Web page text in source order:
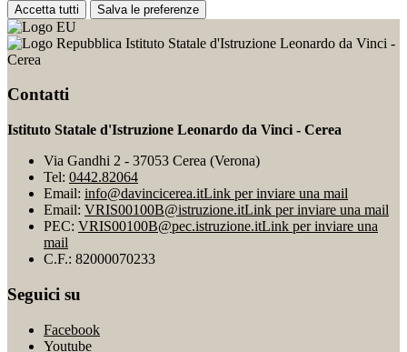
Accetta tutti Salva le preferenze
Istituto Statale d'Istruzione Leonardo da Vinci -
Cerea
Contatti
Istituto Statale d'Istruzione Leonardo da Vinci - Cerea
Via Gandhi 2 - 37053 Cerea (Verona)
Tel: 0442.82064
Email: info@davincicerea.itLink per inviare una mail
Email: VRIS00100B@istruzione.itLink per inviare una mail
PEC: VRIS00100B@pec.istruzione.itLink per inviare una
mail
C.F.: 82000070233
Seguici su
Facebook
Youtube